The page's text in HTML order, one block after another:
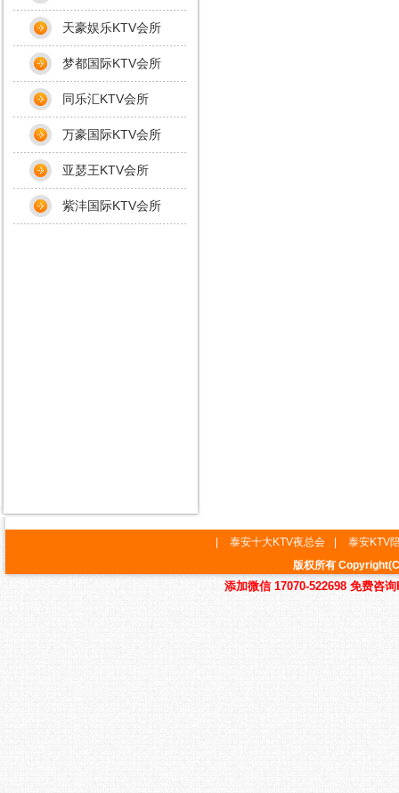
天豪娱乐KTV会所
梦都国际KTV会所
同乐汇KTV会所
万豪国际KTV会所
亚瑟王KTV会所
紫沣国际KTV会所
泰安十大KTV夜总会
泰安KTV
版权所有
添加微信 17070-522698 免费咨